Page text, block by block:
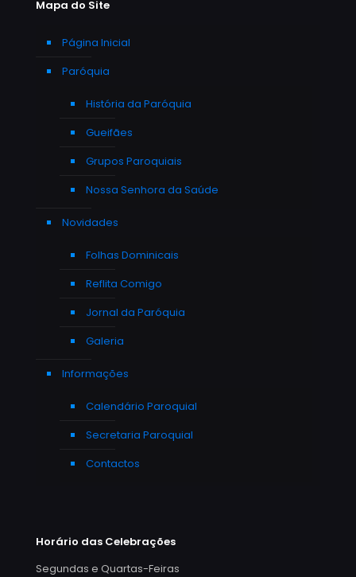
Mapa do Site
Página Inicial
Paróquia
História da Paróquia
Gueifães
Grupos Paroquiais
Nossa Senhora da Saúde
Novidades
Folhas Dominicais
Reflita Comigo
Jornal da Paróquia
Galeria
Informações
Calendário Paroquial
Secretaria Paroquial
Contactos
Horário das Celebrações
Segundas e Quartas-Feiras